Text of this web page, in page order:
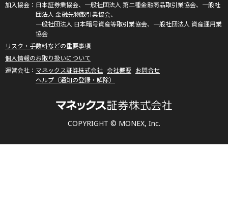
COPYRIGHT © MONEX, Inc.
日本証券業協会、一般社団法人 第二種金融商品取引業協会、一般社
団法人 金融先物取引業協会、
一般社団法人 日本暗号資産等取引業協会、一般社団法人 資産運用業
協会
リスク・手数料などの重要事項
個人情報のお取り扱いについて
マネックス証券株式会社 会社概要 お問合せ
ヘルプ（通知の登録・解除）